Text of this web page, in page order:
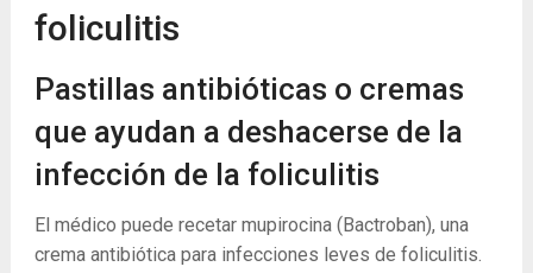
foliculitis
Pastillas antibióticas o cremas
que ayudan a deshacerse de la
infección de la foliculitis
El médico puede recetar mupirocina (Bactroban), una
crema antibiótica para infecciones leves de foliculitis.